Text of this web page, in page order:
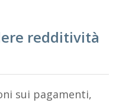
redditività
sui pagamenti,